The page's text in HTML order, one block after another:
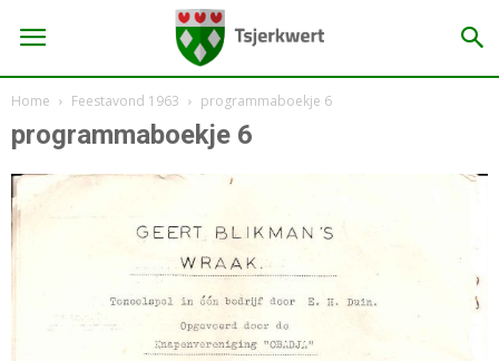
Home Feestavond 1963 programmaboekje 6
programmaboekje 6